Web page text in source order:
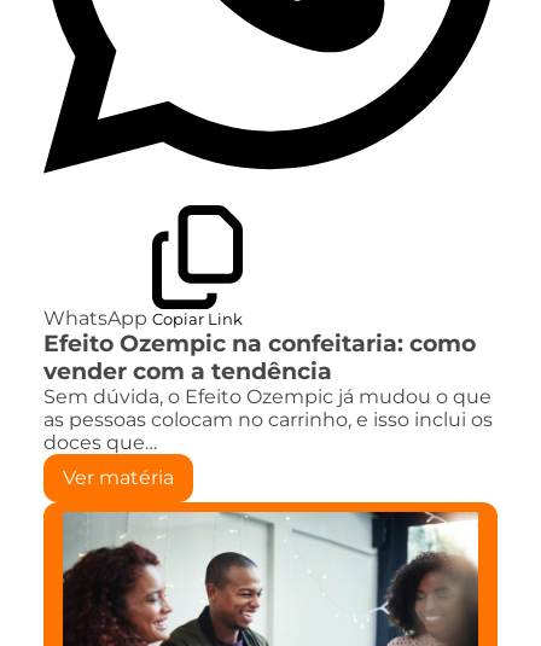
WhatsApp Copiar Link
Efeito Ozempic na confeitaria: como
vender com a tendência
Sem dúvida, o Efeito Ozempic já mudou o que
as pessoas colocam no carrinho, e isso inclui os
doces que…
Ver matéria